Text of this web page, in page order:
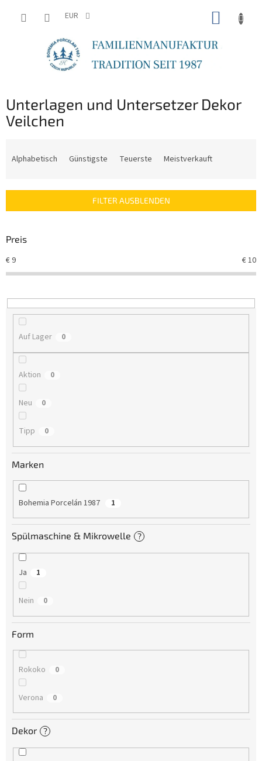
EUR
Unterlagen und Untersetzer Dekor
Veilchen
k
s
r
t
e
r
Alphabetisch Günstigste Teuerste Meistverkauft
FILTER AUSBLENDEN
Preis
€9 €10
Auf Lager 0
Aktion 0
Neu 0
Tipp 0
Marken
Bohemia Porcelán 1987 1
Spülmaschine & Mikrowelle ?
Ja 1
Nein 0
Form
Rokoko 0
Verona 0
Dekor ?